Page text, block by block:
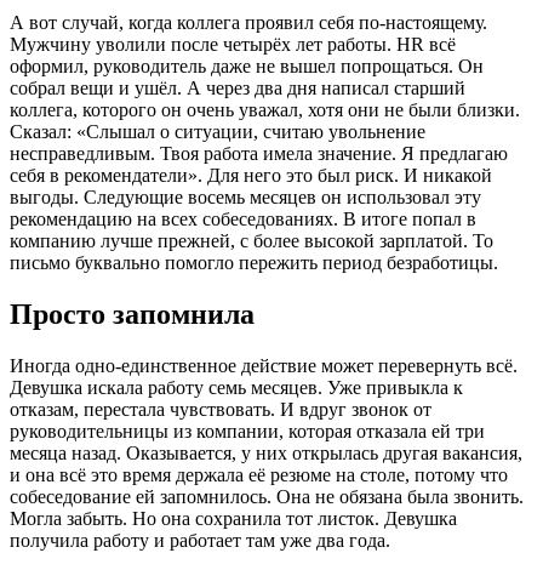
А вот случай, когда коллега проявил себя по-настоящему.
Мужчину уволили после четырёх лет работы. HR всё
оформил, руководитель даже не вышел попрощаться. Он
собрал вещи и ушёл. А через два дня написал старший
коллега, которого он очень уважал, хотя они не были близки.
Сказал: «Слышал о ситуации, считаю увольнение
несправедливым. Твоя работа имела значение. Я предлагаю
себя в рекомендатели». Для него это был риск. И никакой
выгоды. Следующие восемь месяцев он использовал эту
рекомендацию на всех собеседованиях. В итоге попал в
компанию лучше прежней, с более высокой зарплатой. То
письмо буквально помогло пережить период безработицы.
Просто запомнила
Иногда одно-единственное действие может перевернуть всё.
Девушка искала работу семь месяцев. Уже привыкла к
отказам, перестала чувствовать. И вдруг звонок от
руководительницы из компании, которая отказала ей три
месяца назад. Оказывается, у них открылась другая вакансия,
и она всё это время держала её резюме на столе, потому что
собеседование ей запомнилось. Она не обязана была звонить.
Могла забыть. Но она сохранила тот листок. Девушка
получила работу и работает там уже два года.